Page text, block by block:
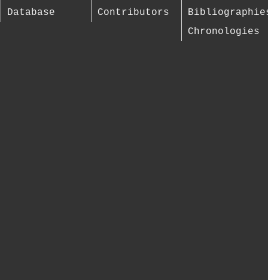
Database
Contributors
Chronologies